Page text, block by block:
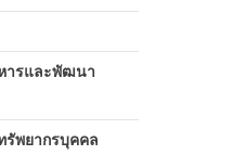
ารและพัฒนา
รัพยากรบุคคล